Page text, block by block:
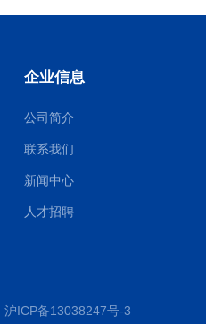
企业信息
公司简介
联系我们
新闻中心
人才招聘
沪ICP备13038247号-3